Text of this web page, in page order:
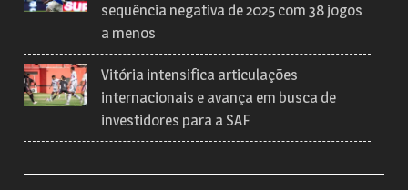
sequência negativa de 2025 com 38 jogos
a menos
Vitória intensifica articulações
internacionais e avança em busca de
investidores para a SAF